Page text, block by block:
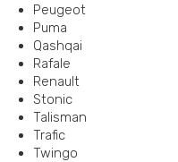
Peugeot
Puma
Qashqai
Rafale
Renault
Stonic
Talisman
Trafic
Twingo